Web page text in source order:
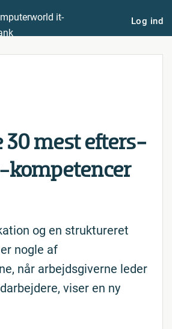
Log ind
30 mest ef­ter­s­
og en struktureret
nogle af
når arbejdsgiverne leder
viser en ny